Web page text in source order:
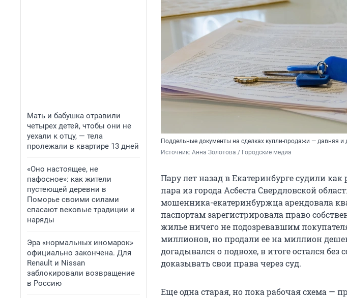
Мать и бабушка отравили
четырех детей, чтобы они не
уехали к отцу, — тела
пролежали в квартире 13 дней
«Оно настоящее, не
пафосное»: как жители
пустеющей деревни в
Поморье своими силами
спасают вековые традиции и
наряды
Эра «нормальных иномарок»
официально закончена. Для
Renault и Nissan
заблокировали возвращение
в Россию
Поддельные документы на сделках купли-продажи — давняя и
Источник: Анна Золотова / Городские медиа
Пару лет назад в Екатеринбурге судили как
пара из города Асбеста Свердловской
мошенника-екатеринбуржца арендовала
паспортам зарегистрировала право
жилье ничего не подозревавшим
миллионов, но продали ее на миллион
догадывался о подвохе, в итоге остался
доказывать свои права через суд.
Еще одна старая, но пока рабочая схема —